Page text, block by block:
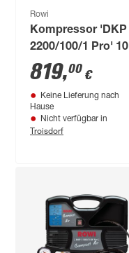
Rowi
Kompressor 'DKP
2200/100/1 Pro' 10
bar, 273-310 l/min
819,00 €
Keine Lieferung nach
Hause
Nicht verfügbar in
Troisdorf